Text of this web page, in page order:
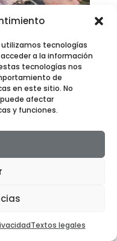
utilizamos tecnologías
a la información
tecnologías nos
de
en este sitio. No
afectar
y funciones.
Textos legales